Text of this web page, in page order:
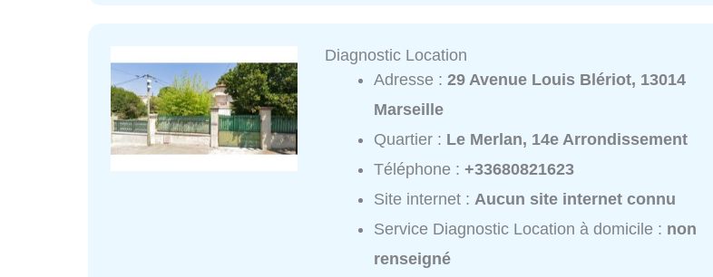
Diagnostic Location
Adresse :29 Avenue Louis Blériot, 13014
Marseille
Quartier : Le Merlan, 14e Arrondissement
Téléphone :+33680821623
Site internet :Aucun site internet connu
Service Diagnostic Location à domicile : non
renseigné